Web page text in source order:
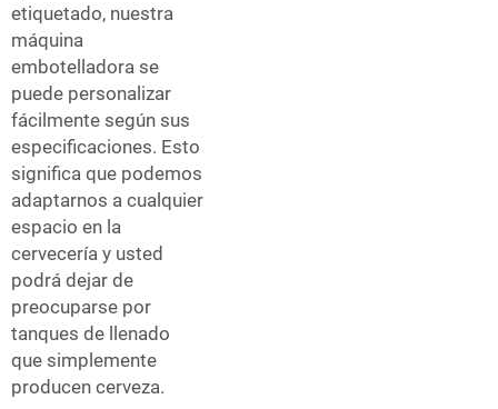
etiquetado, nuestra
máquina
embotelladora se
puede personalizar
fácilmente según sus
especificaciones. Esto
significa que podemos
adaptarnos a cualquier
espacio en la
cervecería y usted
podrá dejar de
preocuparse por
tanques de llenado
que simplemente
producen cerveza.